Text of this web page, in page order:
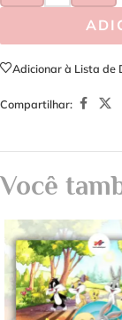
Adicionar à Lista de
Compartilhar:
Você